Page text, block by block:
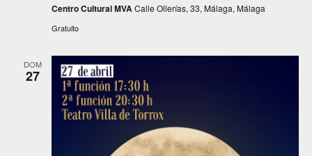
Centro Cultural MVACalle Ollerías, 33, Málaga, Málaga
Gratuito
DOM
27